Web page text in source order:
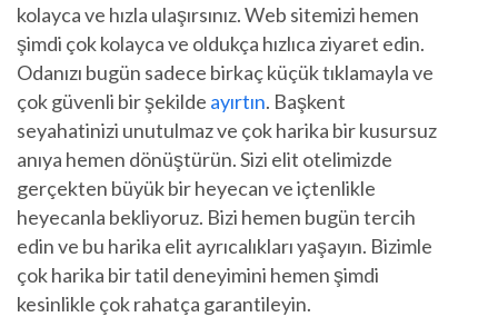
kolayca ve hızla ulaşırsınız. Web sitemizi hemen
şimdi çok kolayca ve oldukça hızlıca ziyaret edin.
Odanızı bugün sadece birkaç küçük tıklamayla ve
çok güvenli bir şekilde ayırtın. Başkent
seyahatinizi unutulmaz ve çok harika bir kusursuz
anıya hemen dönüştürün. Sizi elit otelimizde
gerçekten büyük bir heyecan ve içtenlikle
heyecanla bekliyoruz. Bizi hemen bugün tercih
edin ve bu harika elit ayrıcalıkları yaşayın. Bizimle
çok harika bir tatil deneyimini hemen şimdi
kesinlikle çok rahatça garantileyin.